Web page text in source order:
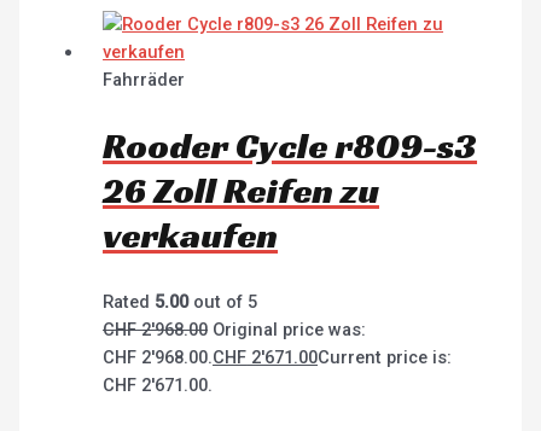
Fahrräder
Rooder Cycle r809-s3
26 Zoll Reifen zu
verkaufen
Rated 5.00out of 5
CHF2'968.00 Original price was:
CHF 2'968.00.CHF 2'671.00Current price is:
CHF 2'671.00.